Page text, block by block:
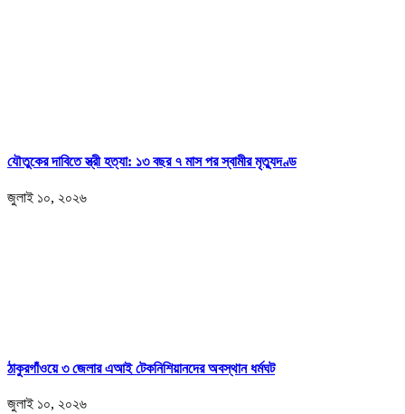
যৌতুকের দাবিতে স্ত্রী হত্যা: ১৩ বছর ৭ মাস পর স্বামীর মৃত্যুদণ্ড
জুলাই ১০, ২০২৬
ঠাকুরগাঁওয়ে ৩ জেলার এআই টেকনিশিয়ানদের অবস্থান ধর্মঘট
জুলাই ১০, ২০২৬